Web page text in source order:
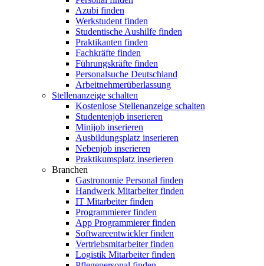
Azubi finden
Werkstudent finden
Studentische Aushilfe finden
Praktikanten finden
Fachkräfte finden
Führungskräfte finden
Personalsuche Deutschland
Arbeitnehmerüberlassung
Stellenanzeige schalten
Kostenlose Stellenanzeige schalten
Studentenjob inserieren
Minijob inserieren
Ausbildungsplatz inserieren
Nebenjob inserieren
Praktikumsplatz inserieren
Branchen
Gastronomie Personal finden
Handwerk Mitarbeiter finden
IT Mitarbeiter finden
Programmierer finden
App Programmierer finden
Softwareentwickler finden
Vertriebsmitarbeiter finden
Logistik Mitarbeiter finden